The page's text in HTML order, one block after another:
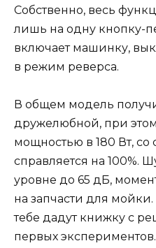
Собственно, весь
лишь на одну кнопку-
включает машинку,
в режим реверса.
В общем модель
дружелюбной, при
мощностью в 180 Вт, со
справляется на 100%.
уровне до 65 дБ,
на запчасти для
тебе дадут книжку с
первых